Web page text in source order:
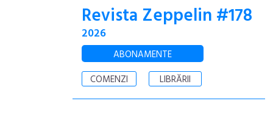
Revista Zeppelin #178
2026
ABONAMENTE
COMENZI
LIBRĂRII